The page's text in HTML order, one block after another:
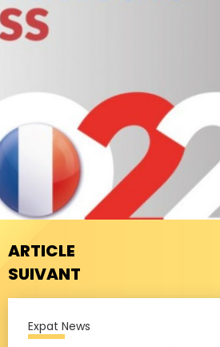
ARTICLE
SUIVANT
Expat News